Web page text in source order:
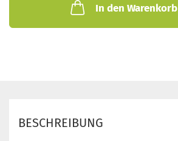
In den Warenkorb
BESCHREIBUNG